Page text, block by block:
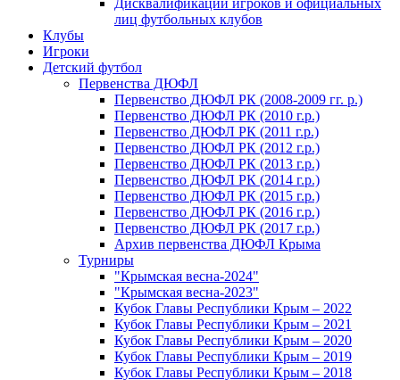
Дисквалификации игроков и официальных
лиц футбольных клубов
Клубы
Игроки
Детский футбол
Первенства ДЮФЛ
Первенство ДЮФЛ РК (2008-2009 гг. р.)
Первенство ДЮФЛ РК (2010 г.р.)
Первенство ДЮФЛ РК (2011 г.р.)
Первенство ДЮФЛ РК (2012 г.р.)
Первенство ДЮФЛ РК (2013 г.р.)
Первенство ДЮФЛ РК (2014 г.р.)
Первенство ДЮФЛ РК (2015 г.р.)
Первенство ДЮФЛ РК (2016 г.р.)
Первенство ДЮФЛ РК (2017 г.р.)
Архив первенства ДЮФЛ Крыма
Турниры
"Крымская весна-2024"
"Крымская весна-2023"
Кубок Главы Республики Крым – 2022
Кубок Главы Республики Крым – 2021
Кубок Главы Республики Крым – 2020
Кубок Главы Республики Крым – 2019
Кубок Главы Республики Крым – 2018